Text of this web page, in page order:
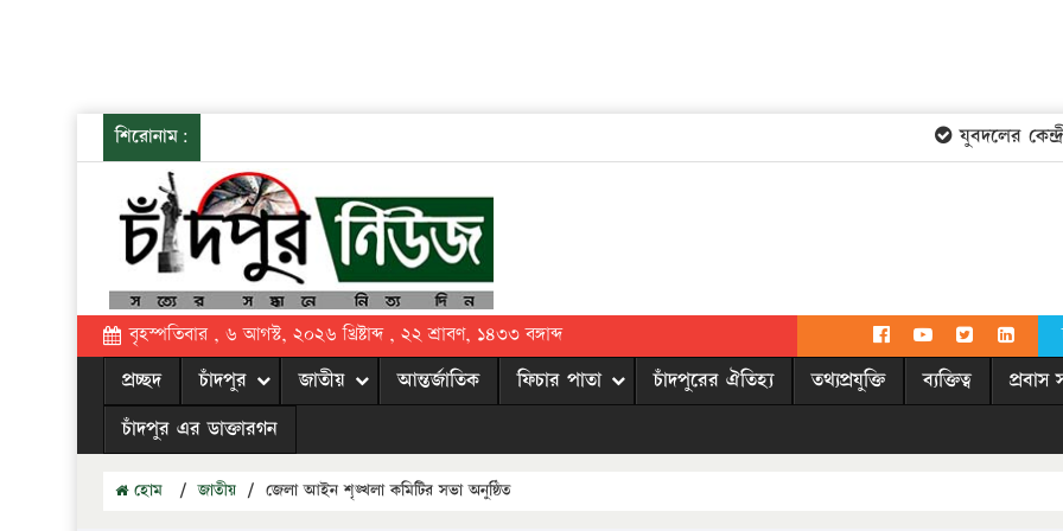
শিরোনাম: যুবদলের কেন্দ্রীয়
বৃহস্পতিবার , ৬ আগস্ট, ২০২৬ খ্রিষ্টাব্দ , ২২ শ্রাবণ, ১৪৩৩ বঙ্গাব্দ
প্রচ্ছদ চাঁদপুর জাতীয় আন্তর্জাতিক ফিচার পাতা চাঁদপুরের ঐতিহ্য তথ্যপ্রযুক্তি ব্যক্তিত্ব প্রবাস
চাঁদপুর এর ডাক্তারগন
হোম / জাতীয় / জেলা আইন শৃঙ্খলা কমিটির সভা অনুষ্ঠিত